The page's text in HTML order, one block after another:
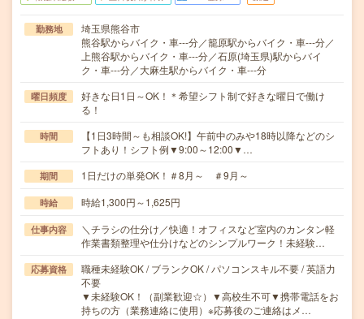
勤務地
埼玉県熊谷市
熊谷駅からバイク・車---分／籠原駅からバイク・車---分／
上熊谷駅からバイク・車---分／石原(埼玉県)駅からバイ
ク・車---分／大麻生駅からバイク・車---分
曜日頻度
好きな日1日～OK！＊希望シフト制で好きな曜日で働け
る！
時間
【1日3時間～も相談OK!】午前中のみや18時以降などのシ
フトあり！シフト例▼9:00～12:00▼…
期間 1日だけの単発OK！＃8月～ ＃9月～
時給 時給1,300円～1,625円
仕事内容
＼チラシの仕分け／快適！オフィスなど室内のカンタン軽
作業書類整理や仕分けなどのシンプルワーク！未経験…
応募資格
職種未経験OK / ブランクOK / パソコンスキル不要 / 英語力
不要
▼未経験OK！（副業歓迎☆）▼高校生不可▼携帯電話をお
持ちの方（業務連絡に使用）※応募後のご連絡はメ…